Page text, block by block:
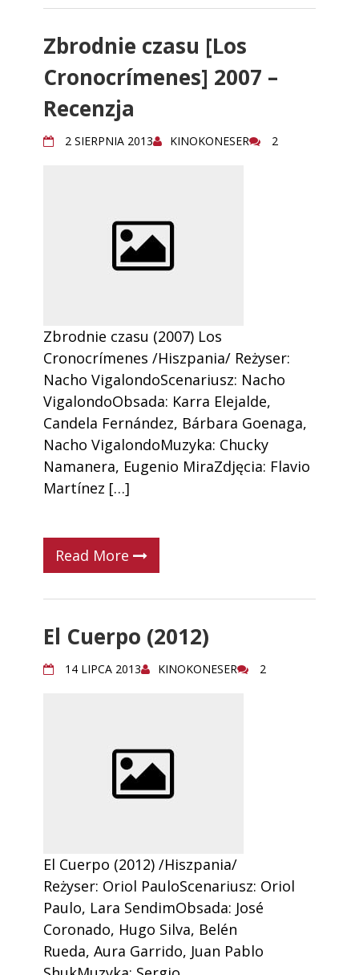
Zbrodnie czasu [Los
Cronocrímenes] 2007 –
Recenzja
2 SIERPNIA 2013 KINOKONESER 2
Zbrodnie czasu (2007) Los
Cronocrímenes /Hiszpania/ Reżyser:
Nacho VigalondoScenariusz: Nacho
VigalondoObsada: Karra Elejalde,
Candela Fernández, Bárbara Goenaga,
Nacho VigalondoMuzyka: Chucky
Namanera, Eugenio MiraZdjęcia: Flavio
Martínez […]
Read More
El Cuerpo (2012)
14 LIPCA 2013 KINOKONESER 2
El Cuerpo (2012) /Hiszpania/
Reżyser: Oriol PauloScenariusz: Oriol
Paulo, Lara SendimObsada: José
Coronado, Hugo Silva, Belén
Rueda, Aura Garrido, Juan Pablo